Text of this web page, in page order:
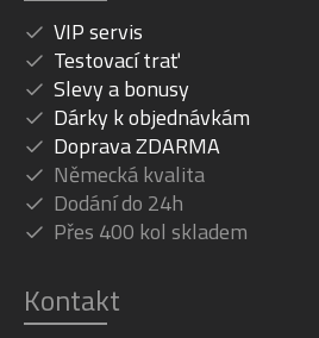
VIP servis
Testovací trať
Slevy a bonusy
Dárky k objednávkám
Doprava ZDARMA
Německá kvalita
Dodání do 24h
Přes 400 kol skladem
Kontakt